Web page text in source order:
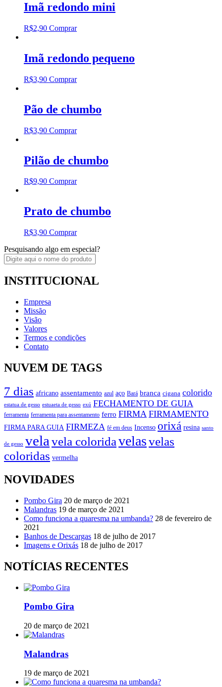
Imã redondo mini
R$2,90 Comprar
Imã redondo pequeno
R$3,90 Comprar
Pão de chumbo
R$3,90 Comprar
Pilão de chumbo
R$9,90 Comprar
Prato de chumbo
R$3,90 Comprar
Pesquisando algo em especial?
INSTITUCIONAL
Empresa
Missão
Visão
Valores
Termos e condições
Contato
NUVEM DE TAGS
7 dias africano assentamento azul aço Bará branca cigana colorido
estatua de gesso estuaeta de gesso exú FECHAMENTO DE GUIA
ferramenta ferramenta para assentamento ferro FIRMA FIRMAMENTO
FIRMA PARA GUIA FIRMEZA fé em deus Incenso orixá resina santo
de gesso vela vela coloridavelasvelas
coloridas vermelha
NOVIDADES
Pombo Gira 20 de março de 2021
Malandras 19 de março de 2021
Como funciona a quaresma na umbanda? 28 de fevereiro de
2021
Banhos de Descargas 18 de julho de 2017
Imagens e Orixás 18 de julho de 2017
NOTÍCIAS RECENTES
Pombo Gira
20 de março de 2021
Malandras
19 de março de 2021